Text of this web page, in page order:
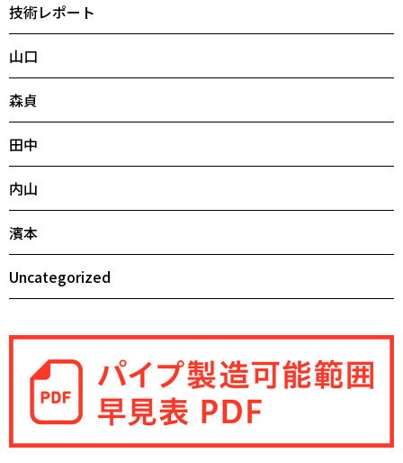
技術レポート
山口
森貞
田中
内山
濱本
Uncategorized